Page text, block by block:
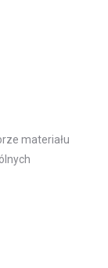
materiału